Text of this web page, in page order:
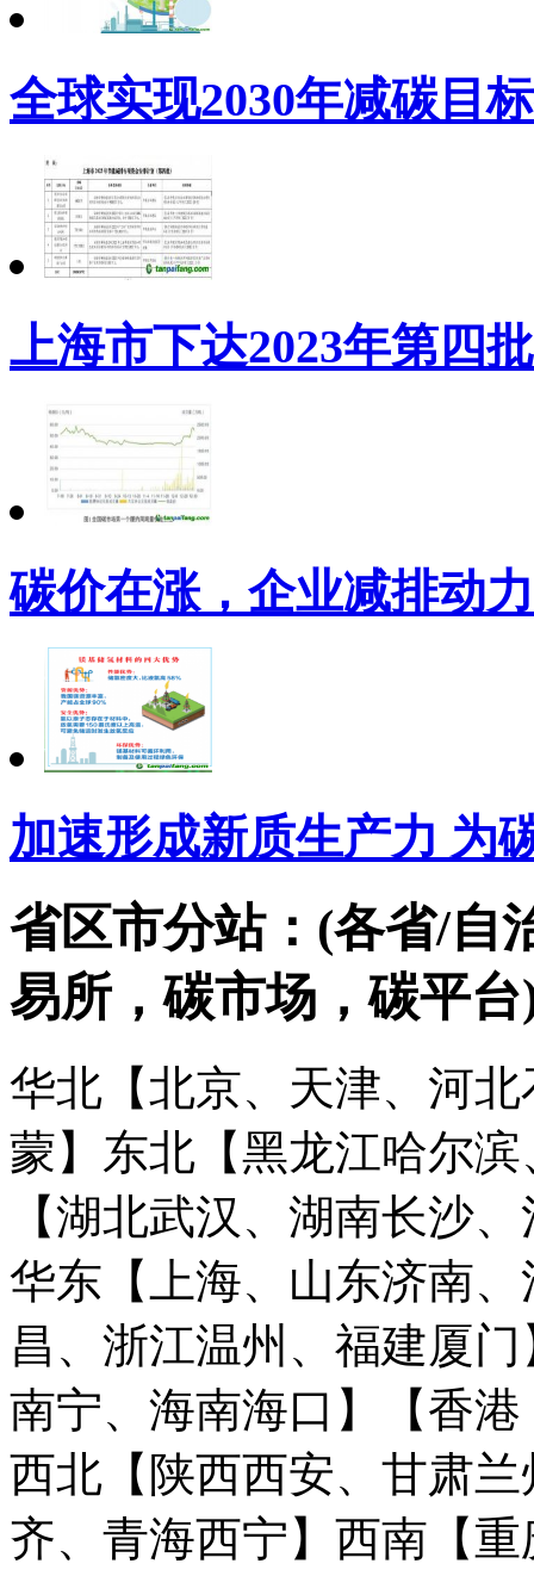
全球实现2030年减碳目
上海市下达2023年第四
碳价在涨，企业减排动
加速形成新质生产力 为
省区市分站：(各省/自
易所，碳市场，碳平台
华北【北京、天津、河
蒙】 东北【黑龙江哈尔
【湖北武汉、湖南长沙
华东【上海、山东济南
昌、浙江温州、福建厦门
南宁、海南海口】
【香
西北【陕西西安、甘肃
齐、青海西宁】 西南【